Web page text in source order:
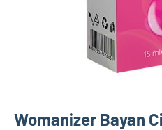
Womanizer Bayan